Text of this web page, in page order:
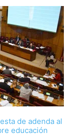
de adenda al
educación